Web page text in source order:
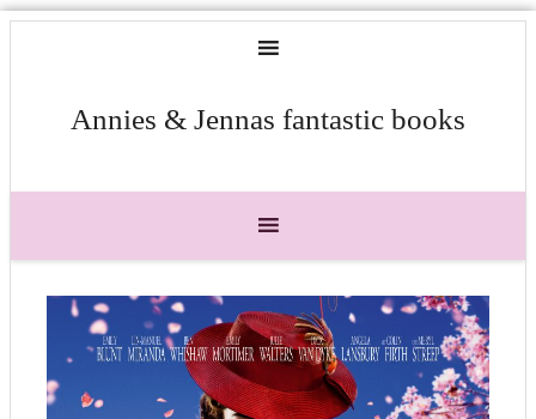
Annies & Jennas fantastic books